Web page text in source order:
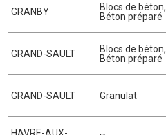
GRANBY Blocs de béton,
Béton préparé
GRAND-SAULT Blocs de béton,
Béton préparé
GRAND-SAULT Granulat
HAVRE-AUX-